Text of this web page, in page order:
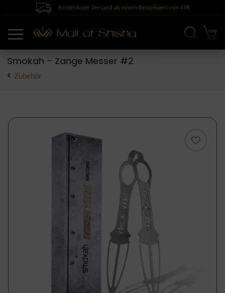
Kostenloser Versand ab einem Bestellwert von 49€
Smokah - Zange Messer #2
Zubehör